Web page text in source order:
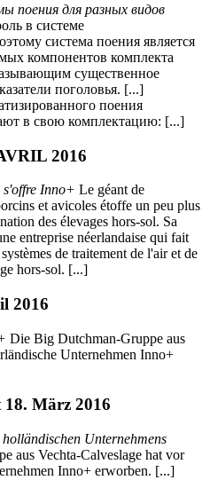
поения для разных видов
в системе
система поения является
компонентов комплекта
существенное
поголовья. [...]
поения
в свою комплектацию: [...]
2016
s'offre Inno+ Le géant de
et avicoles étoffe un peu plus
des élevages hors-sol. Sa
entreprise néerlandaise qui fait
de traitement de l'air et de
hors-sol. [...]
2016
Die Big Dutchman-Gruppe aus
Unternehmen Inno+
18. März 2016
Unternehmens
aus Vechta-Calveslage hat vor
Inno+ erworben. [...]